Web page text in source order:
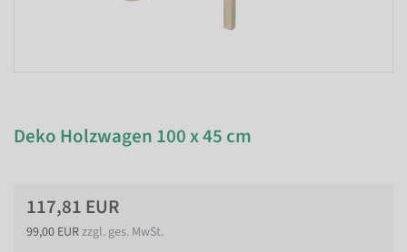
Deko Holzwagen 100 x 45 cm
117,81 EUR
99,00 EURzzgl. ges. MwSt.